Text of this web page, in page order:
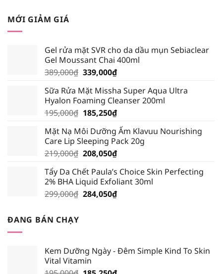
MỚI GIẢM GIÁ
Gel rửa mặt SVR cho da dầu mụn Sebiaclear
Gel Moussant Chai 400ml
389,000₫ Giá
là:
389,000₫.
339,000₫Giá
tại
là:
339,000₫.
Sữa Rửa Mặt Missha Super Aqua Ultra
Hyalon Foaming Cleanser 200ml
195,000₫ Giá
là:
195,000₫.
185,250₫Giá
tại
là:
185,250₫.
Mặt Nạ Môi Dưỡng Ẩm Klavuu Nourishing
Care Lip Sleeping Pack 20g
219,000₫ Giá
là:
219,000₫.
208,050₫Giá
tại
là:
208,050₫.
Tẩy Da Chết Paula’s Choice Skin Perfecting
2% BHA Liquid Exfoliant 30ml
299,000₫ Giá
284,050₫Giá
ĐANG BÁN CHẠY
Kem Dưỡng Ngày - Đêm Simple Kind To Skin
Vital Vitamin